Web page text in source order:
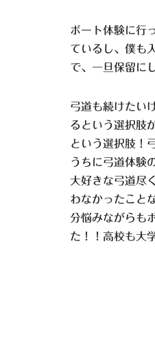
ボート体験に行
ているし、僕も
で、一旦保留に
弓道も続けたい
るという選択肢
という選択肢！
うちに弓道体験
大好きな弓道尽
わなかったこと
分悩みながらも
た！！高校も大